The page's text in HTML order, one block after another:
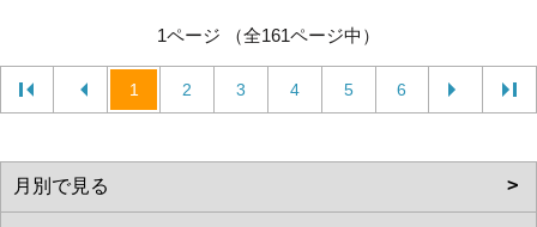
1ページ （全161ページ中）
1 2 3 4 5 6